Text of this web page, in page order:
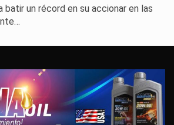
un récord en su accionar en las